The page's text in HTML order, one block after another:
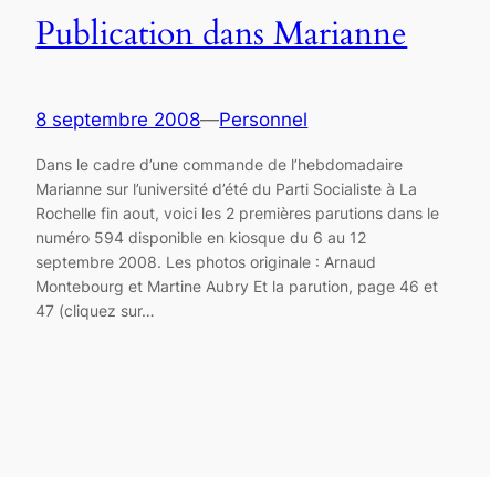
Publication dans Marianne
8 septembre 2008—Personnel
Dans le cadre d’une commande de l’hebdomadaire
Marianne sur l’université d’été du Parti Socialiste à La
Rochelle fin aout, voici les 2 premières parutions dans le
numéro 594 disponible en kiosque du 6 au 12
septembre 2008. Les photos originale : Arnaud
Montebourg et Martine Aubry Et la parution, page 46 et
47 (cliquez sur…